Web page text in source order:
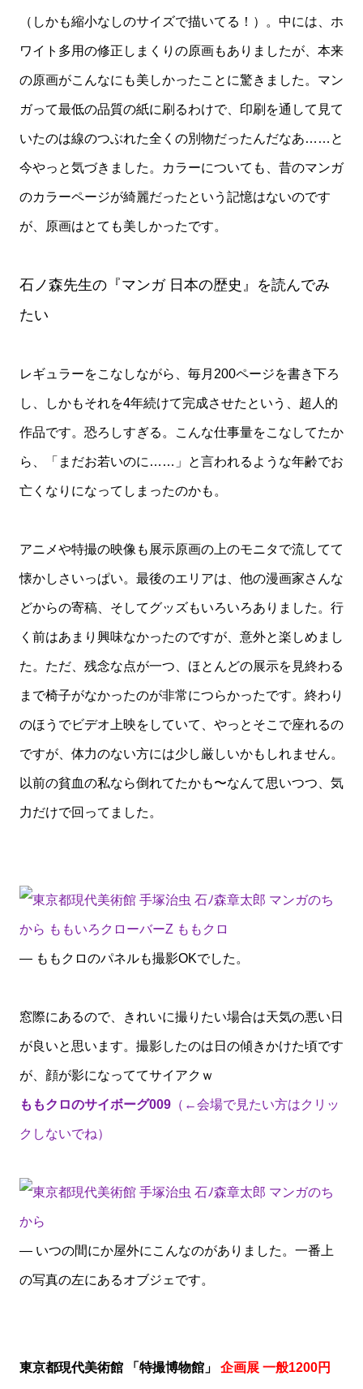
（しかも縮小なしのサイズで描いてる！）。中には、ホ
ワイト多用の修正しまくりの原画もありましたが、本来
の原画がこんなにも美しかったことに驚きました。マン
ガって最低の品質の紙に刷るわけで、印刷を通して見て
いたのは線のつぶれた全くの別物だったんだなあ……と
今やっと気づきました。カラーについても、昔のマンガ
のカラーページが綺麗だったという記憶はないのです
が、原画はとても美しかったです。
石ノ森先生の『マンガ 日本の歴史』を読んでみ
たい
レギュラーをこなしながら、毎月200ページを書き下ろ
し、しかもそれを4年続けて完成させたという、超人的
作品です。恐ろしすぎる。こんな仕事量をこなしてたか
ら、「まだお若いのに……」と言われるような年齢でお
亡くなりになってしまったのかも。
アニメや特撮の映像も展示原画の上のモニタで流してて
懐かしさいっぱい。最後のエリアは、他の漫画家さんな
どからの寄稿、そしてグッズもいろいろありました。行
く前はあまり興味なかったのですが、意外と楽しめまし
た。ただ、残念な点が一つ、ほとんどの展示を見終わる
まで椅子がなかったのが非常につらかったです。終わり
のほうでビデオ上映をしていて、やっとそこで座れるの
ですが、体力のない方には少し厳しいかもしれません。
以前の貧血の私なら倒れてたかも〜なんて思いつつ、気
力だけで回ってました。
— ももクロのパネルも撮影OKでした。
窓際にあるので、きれいに撮りたい場合は天気の悪い日
が良いと思います。撮影したのは日の傾きかけた頃です
が、顔が影になっててサイアクｗ
ももクロのサイボーグ009 （←会場で見たい方はクリッ
クしないでね）
— いつの間にか屋外にこんなのがありました。一番上
の写真の左にあるオブジェです。
東京都現代美術館 「特撮博物館」 企画展 一般1200円